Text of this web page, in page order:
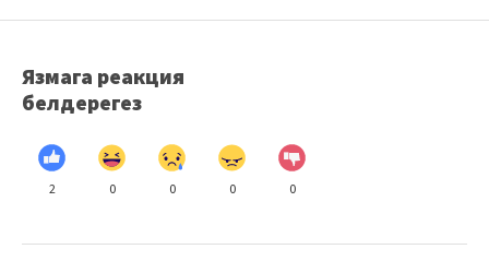
Язмага реакция
белдерегез
2 0 0 0 0